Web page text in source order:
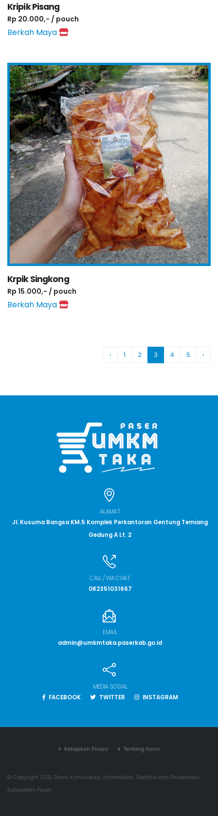
Kripik Pisang
Rp 20.000,- / pouch
Berkah Maya
Krpik Singkong
Rp 15.000,- / pouch
Berkah Maya
‹ 1 2 3 4 5 ›
ALAMAT
Jl. Kusuma Bangsa KM.5 Komplek Perkantoran Gentung Temiang
Gedung A Lt. 2
CALL / WA CHAT
082351031667
EMAIL
admin@umkmtaka.paserkab.go.id
MEDIA SOSIAL
FACEBOOK
TWITTER INSTAGRAM
Kebijakan Privasi Tentang Kami
© Copyright 2021. Dinas Komunikasi, Informatika, Statistik dan Persandian
Kabupaten Paser.